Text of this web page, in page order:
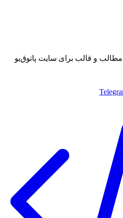
مطالب و قالب برای سایت پاتوق‌یو